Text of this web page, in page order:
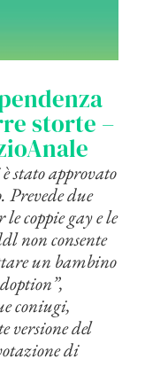
storte –
approvato
Prevede due
coppie gay e le
non consente
un bambino
coniugi,
versione del
di